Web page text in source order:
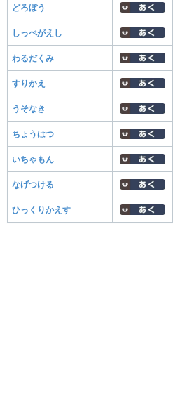
どろぼう
しっぺがえし
わるだくみ
すりかえ
うそなき
ちょうはつ
いちゃもん
なげつける
ひっくりかえす